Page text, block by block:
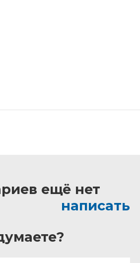
ещё нет
написать